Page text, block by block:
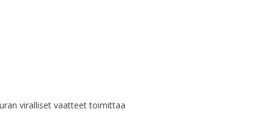
viralliset vaatteet toimittaa